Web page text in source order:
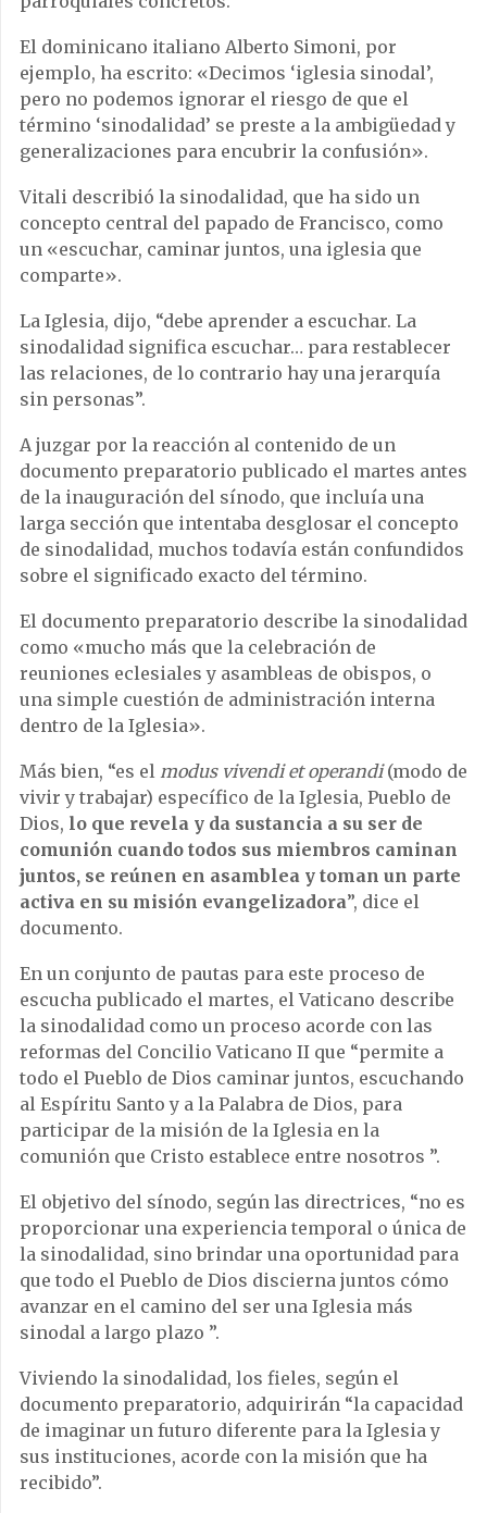
El dominicano italiano Alberto Simoni, por
ejemplo, ha escrito: «Decimos ‘iglesia sinodal’,
pero no podemos ignorar el riesgo de que el
término ‘sinodalidad’ se preste a la ambigüedad y
generalizaciones para encubrir la confusión».
Vitali describió la sinodalidad, que ha sido un
concepto central del papado de Francisco, como
un «escuchar, caminar juntos, una iglesia que
comparte».
La Iglesia, dijo, “debe aprender a escuchar. La
sinodalidad significa escuchar… para restablecer
las relaciones, de lo contrario hay una jerarquía
sin personas”.
A juzgar por la reacción al contenido de un
documento preparatorio publicado el martes antes
de la inauguración del sínodo, que incluía una
larga sección que intentaba desglosar el concepto
de sinodalidad, muchos todavía están confundidos
sobre el significado exacto del término.
El documento preparatorio describe la sinodalidad
como «mucho más que la celebración de
reuniones eclesiales y asambleas de obispos, o
una simple cuestión de administración interna
dentro de la Iglesia».
Más bien, “es el modus vivendi et operandi(modo de
vivir y trabajar) específico de la Iglesia, Pueblo de
Dios, lo que revela y da sustancia a su ser de
comunión cuando todos sus miembros caminan
juntos, se reúnen en asamblea y toman un parte
activa en su misión evangelizadora”, dice el
documento.
En un conjunto de pautas para este proceso de
escucha publicado el martes, el Vaticano describe
la sinodalidad como un proceso acorde con las
reformas del Concilio Vaticano II que “permite a
todo el Pueblo de Dios caminar juntos, escuchando
al Espíritu Santo y a la Palabra de Dios, para
participar de la misión de la Iglesia en la
comunión que Cristo establece entre nosotros ”.
El objetivo del sínodo, según las directrices, “no es
proporcionar una experiencia temporal o única de
la sinodalidad, sino brindar una oportunidad para
que todo el Pueblo de Dios discierna juntos cómo
avanzar en el camino del ser una Iglesia más
sinodal a largo plazo ”.
Viviendo la sinodalidad, los fieles, según el
documento preparatorio, adquirirán “la capacidad
de imaginar un futuro diferente para la Iglesia y
sus instituciones, acorde con la misión que ha
recibido”.